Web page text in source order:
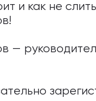
и как не
—